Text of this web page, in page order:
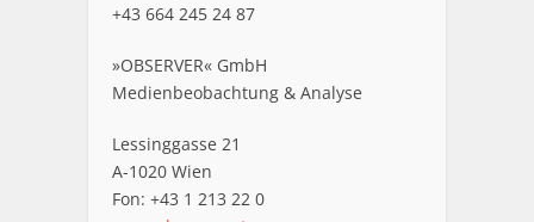
+43 664 245 24 87
»OBSERVER« GmbH
Medienbeobachtung & Analyse
Lessinggasse 21
A-1020 Wien
Fon: +43 1 213 22 0